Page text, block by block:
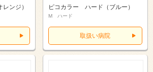
ンジ） ピコカラー ハード（ブルー）
M ハード
取扱い病院